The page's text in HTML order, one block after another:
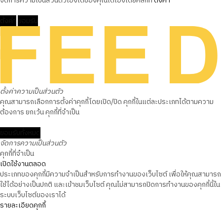
ตั้งค่าความเป็นส่วนตัว
คุณสามารถเลือกการตั้งค่าคุกกี้โดยเปิด/ปิด คุกกี้ในแต่ละประเภทได้ตามความ
ต้องการ ยกเว้น คุกกี้ที่จำเป็น
จัดการความเป็นส่วนตัว
คุกกี้ที่จำเป็น
เปิดใช้งานตลอด
ประเภทของคุกกี้มีความจำเป็นสำหรับการทำงานของเว็บไซต์ เพื่อให้คุณสามารถ
ใช้ได้อย่างเป็นปกติ และเข้าชมเว็บไซต์ คุณไม่สามารถปิดการทำงานของคุกกี้นี้ใน
ระบบเว็บไซต์ของเราได้
รายละเอียดคุกกี้